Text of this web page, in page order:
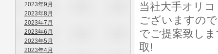
2023年9月
2023年8月
2023年7月
2023年6月
2023年5月
2023年4月
当社大手オリ
ございますの
でご提案致し
取!